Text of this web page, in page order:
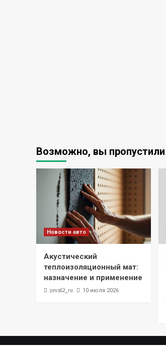
Возможно, вы пропустили
Новости авто
Акустический
теплоизоляционный мат:
назначение и применение
zevs62_ru 10 июля 2026